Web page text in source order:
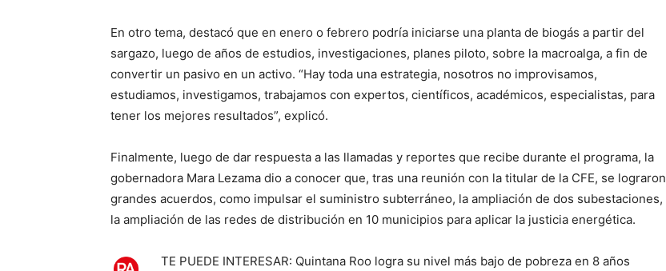
En otro tema, destacó que en enero o febrero podría iniciarse una planta de biogás a partir del
sargazo, luego de años de estudios, investigaciones, planes piloto, sobre la macroalga, a fin de
convertir un pasivo en un activo. “Hay toda una estrategia, nosotros no improvisamos,
estudiamos, investigamos, trabajamos con expertos, científicos, académicos, especialistas, para
tener los mejores resultados”, explicó.
Finalmente, luego de dar respuesta a las llamadas y reportes que recibe durante el programa, la
gobernadora Mara Lezama dio a conocer que, tras una reunión con la titular de la CFE, se lograron
grandes acuerdos, como impulsar el suministro subterráneo, la ampliación de dos subestaciones,
la ampliación de las redes de distribución en 10 municipios para aplicar la justicia energética.
TE PUEDE INTERESAR: Quintana Roo logra su nivel más bajo de pobreza en 8 años